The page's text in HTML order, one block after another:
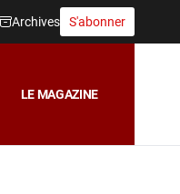
Archives S'abonner
LE MAGAZINE